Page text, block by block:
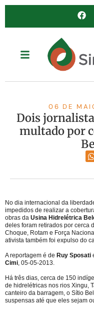
06 DE
Dois
multado por
No dia internacional da
impedidos de realizar a
obras da Usina Hidrelétrica
deles foram retirados por cerca
Choque, Rotam e Força
ativista também foi expulso do
A reportagem é de Ruy Sposati
Cimi , 05-05-2013.
Há três dias, cerca de 150
de hidrelétricas nos rios Xingu,
canteiro da barragem, o Sítio
suspensas até que eles sejam